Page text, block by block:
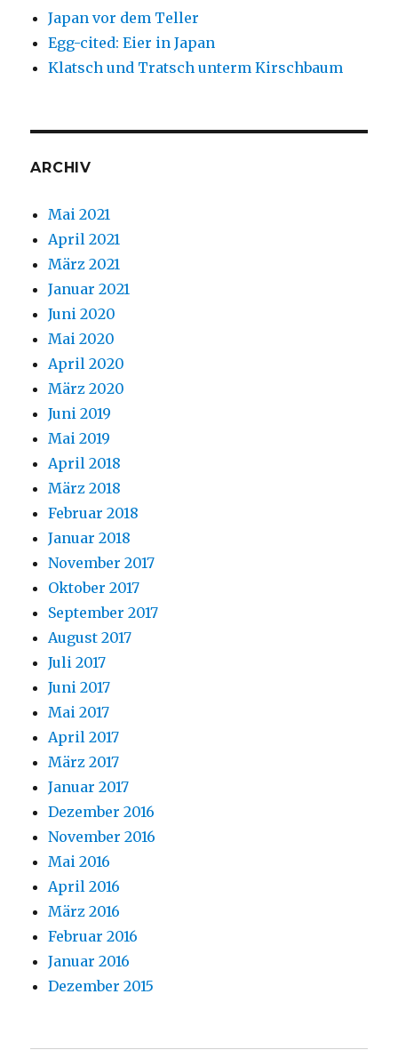
Japan vor dem Teller
Egg-cited: Eier in Japan
Klatsch und Tratsch unterm Kirschbaum
ARCHIV
Mai 2021
April 2021
März 2021
Januar 2021
Juni 2020
Mai 2020
April 2020
März 2020
Juni 2019
Mai 2019
April 2018
März 2018
Februar 2018
Januar 2018
November 2017
Oktober 2017
September 2017
August 2017
Juli 2017
Juni 2017
Mai 2017
April 2017
März 2017
Januar 2017
Dezember 2016
November 2016
Mai 2016
April 2016
März 2016
Februar 2016
Januar 2016
Dezember 2015